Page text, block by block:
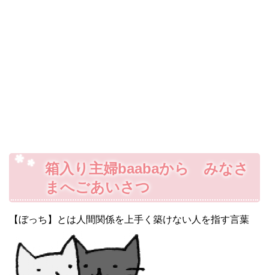
箱入り主婦baabaから みなさ
まへごあいさつ
【ぼっち】とは人間関係を上手く築けない人を指す言葉